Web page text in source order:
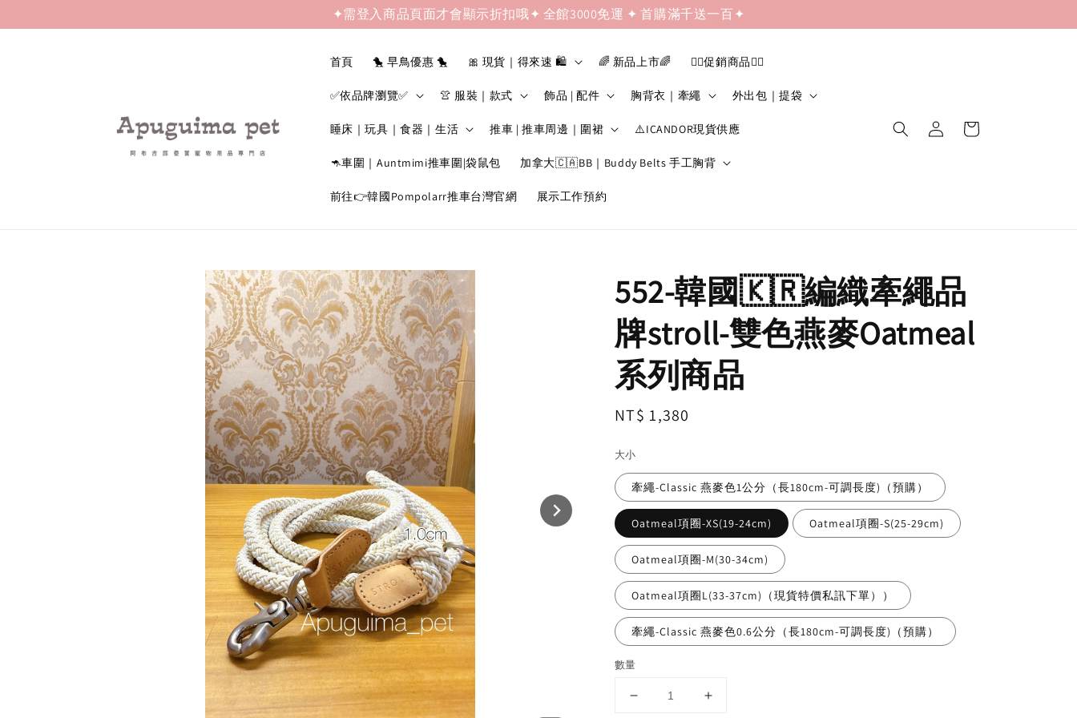
✦需登入商品頁面才會顯示折扣哦✦ 全館3000免運 ✦ 首購滿千送一百✦
首頁 🐤 早鳥優惠 🐤 🎀 現貨｜得來速 🛍️ 🌈 新品上市🌈 ❤️‍🔥促銷商品❤️‍🔥
✅依品牌瀏覽✅ 👚 服裝｜款式 飾品 | 配件 胸背衣｜牽繩 外出包｜提袋
睡床｜玩具｜食器｜生活 推車 | 推車周邊｜圍裙 ⚠️ICANDOR現貨供應
🦘車圍｜Auntmimi推車圍|袋鼠包 加拿大🇨🇦BB｜Buddy Belts 手工胸背
前往👉韓國Pompolarr推車台灣官網 展示工作預約
552-韓國🇰🇷編織牽繩品
牌stroll-雙色燕麥Oatmeal
系列商品
Regular
NT$ 1,380
大小
牽繩-Classic 燕麥色1公分（長180cm-可調長度)（預購）
Oatmeal項圈-XS(19-24cm) Oatmeal項圈-S(25-29cm)
Oatmeal項圈-M(30-34cm)
Oatmeal項圈L(33-37cm)（現貨特價私訊下單））
牽繩-Classic 燕麥色0.6公分（長180cm-可調長度)（預購）
數量